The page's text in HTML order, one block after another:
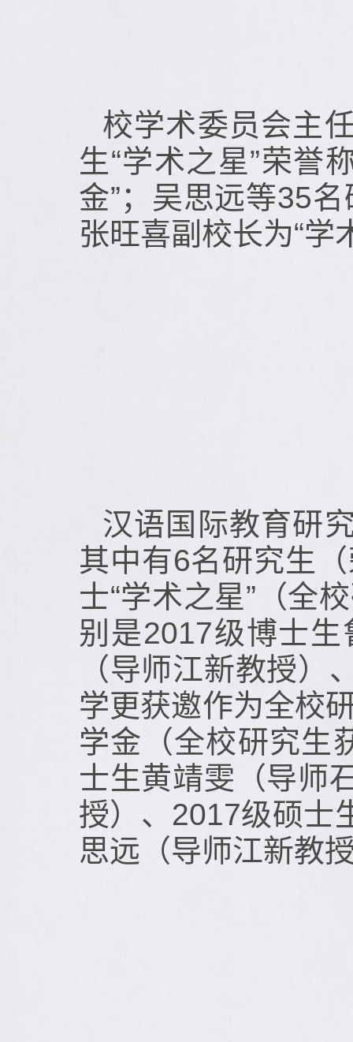
校学术委员会主
生“学术之星”荣誉
金”；吴思远等35
张旺喜副校长为“学
汉语国际教育研
其中有6名研究生
士“学术之星”（全
别是2017级博士
（导师江新教授
学更获邀作为全校
学金（全校研究生
士生黄靖雯（导师
授）、2017级硕士
思远（导师江新教